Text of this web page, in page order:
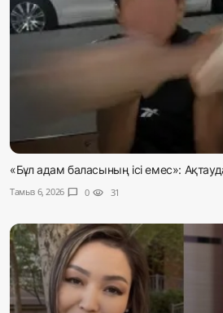
«Бұл адам баласының ісі емес»:
Тамыз 6, 2026 chat_bubble 0 visibility 31